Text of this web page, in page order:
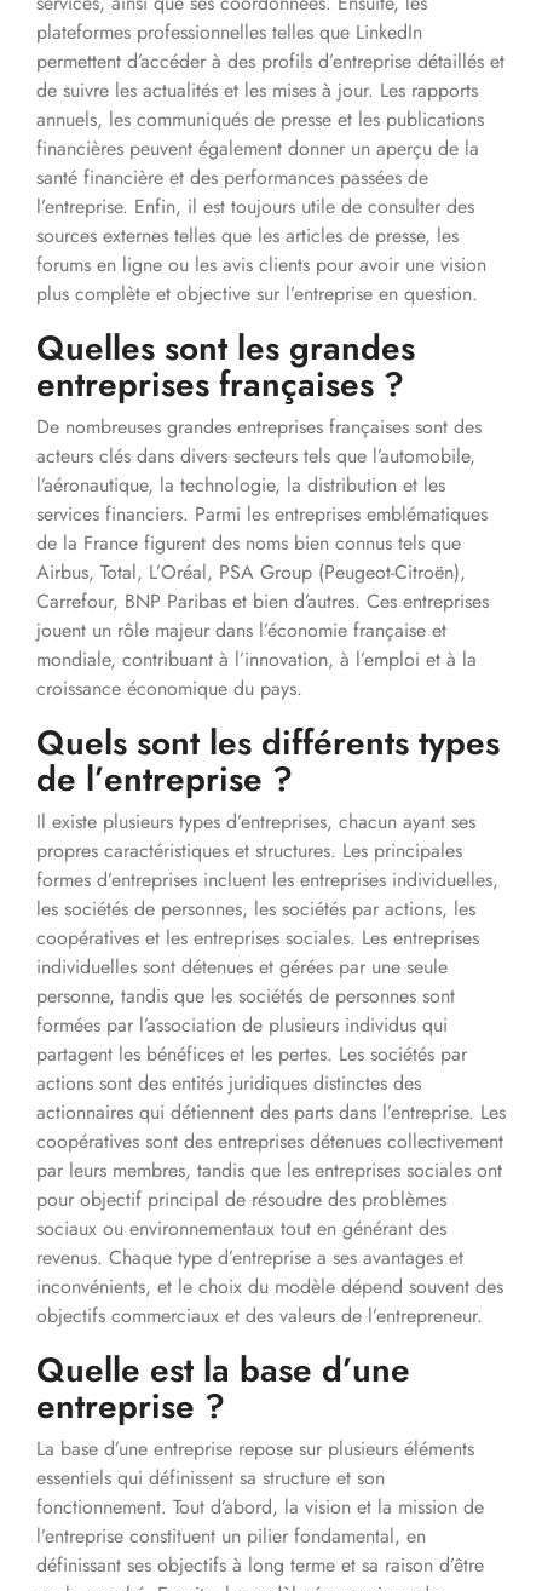
plateformes professionnelles telles que LinkedIn
permettent d’accéder à des profils d’entreprise détaillés et
de suivre les actualités et les mises à jour. Les rapports
annuels, les communiqués de presse et les publications
financières peuvent également donner un aperçu de la
santé financière et des performances passées de
l’entreprise. Enfin, il est toujours utile de consulter des
sources externes telles que les articles de presse, les
forums en ligne ou les avis clients pour avoir une vision
plus complète et objective sur l’entreprise en question.
Quelles sont les grandes
entreprises françaises ?
De nombreuses grandes entreprises françaises sont des
acteurs clés dans divers secteurs tels que l’automobile,
l’aéronautique, la technologie, la distribution et les
services financiers. Parmi les entreprises emblématiques
de la France figurent des noms bien connus tels que
Airbus, Total, L’Oréal, PSA Group (Peugeot-Citroën),
Carrefour, BNP Paribas et bien d’autres. Ces entreprises
jouent un rôle majeur dans l’économie française et
mondiale, contribuant à l’innovation, à l’emploi et à la
croissance économique du pays.
Quels sont les différents types
de l’entreprise ?
Il existe plusieurs types d’entreprises, chacun ayant ses
propres caractéristiques et structures. Les principales
formes d’entreprises incluent les entreprises individuelles,
les sociétés de personnes, les sociétés par actions, les
coopératives et les entreprises sociales. Les entreprises
individuelles sont détenues et gérées par une seule
personne, tandis que les sociétés de personnes sont
formées par l’association de plusieurs individus qui
partagent les bénéfices et les pertes. Les sociétés par
actions sont des entités juridiques distinctes des
actionnaires qui détiennent des parts dans l’entreprise. Les
coopératives sont des entreprises détenues collectivement
par leurs membres, tandis que les entreprises sociales ont
pour objectif principal de résoudre des problèmes
sociaux ou environnementaux tout en générant des
revenus. Chaque type d’entreprise a ses avantages et
inconvénients, et le choix du modèle dépend souvent des
objectifs commerciaux et des valeurs de l’entrepreneur.
Quelle est la base d’une
entreprise ?
La base d’une entreprise repose sur plusieurs éléments
essentiels qui définissent sa structure et son
fonctionnement. Tout d’abord, la vision et la mission de
l’entreprise constituent un pilier fondamental, en
définissant ses objectifs à long terme et sa raison d’être